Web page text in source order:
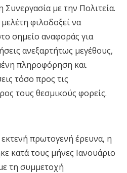
με την Πολιτεία.
φιλοδοξεί να
σημείο αναφοράς για
ανεξαρτήτως μεγέθους,
πληροφόρηση και
τόσο προς τις
τους θεσμικούς φορείς.
πρωτογενή έρευνα, η
κατά τους μήνες Ιανουάριο
τη συμμετοχή